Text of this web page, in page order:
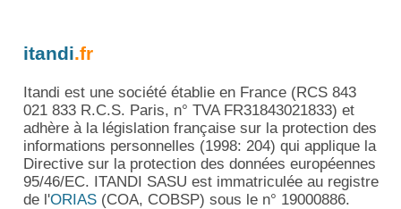
itandi.fr
Itandi est une société établie en France (RCS 843
021 833 R.C.S. Paris, n° TVA FR31843021833) et
adhère à la législation française sur la protection des
informations personnelles (1998: 204) qui applique la
Directive sur la protection des données européennes
95/46/EC. ITANDI SASU est immatriculée au registre
de l'ORIAS(COA, COBSP) sous le n° 19000886.